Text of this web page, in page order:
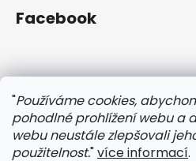
"Používáme cookies,
pohodlné prohlížení webu a
webu neustále zlepšovali
použitelnost."více informací.
Facebook
Instagram